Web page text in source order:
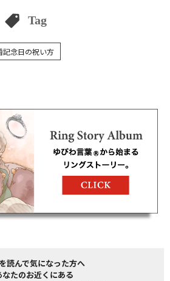
Tag
記念日の祝い方
読んで気になった方へ
なたのお近くにある